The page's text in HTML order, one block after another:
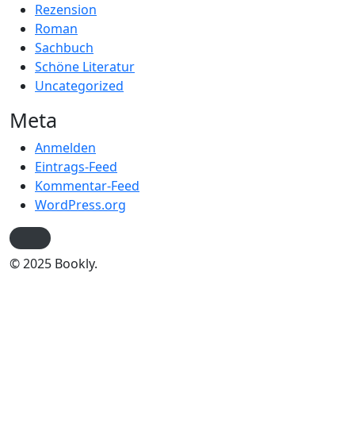
Rezension
Roman
Sachbuch
Schöne Literatur
Uncategorized
Meta
Anmelden
Eintrags-Feed
Kommentar-Feed
WordPress.org
© 2025 Bookly.